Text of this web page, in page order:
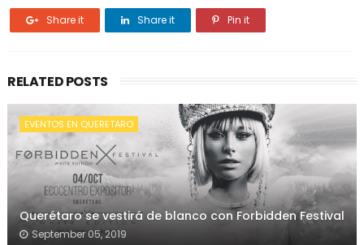
Share it Share it Pin it
RELATED POSTS
EVENTOS EN QUERETARO
Querétaro se vestirá de blanco con Forbidden Festival
September 05, 2019